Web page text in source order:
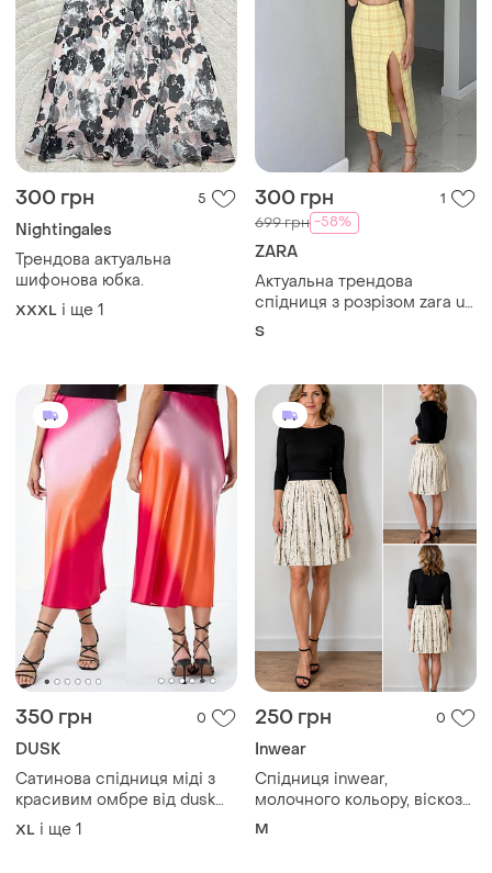
300 грн 5
Nightingales
Трендова актуальна
шифонова юбка.
XXXL і ще 1
300 грн 1
699 грн -58%
ZARA
Актуальна трендова
спідниця з розрізом zara uk
8 s 36 🔥🔥🔥
S
350 грн 0
DUSK
Сатинова спідниця міді з
красивим омбре від dusk🩷
🧡
XL і ще 1
250 грн 0
Inwear
Спідниця inwear,
молочного кольору, віскоза,
eur 38
M